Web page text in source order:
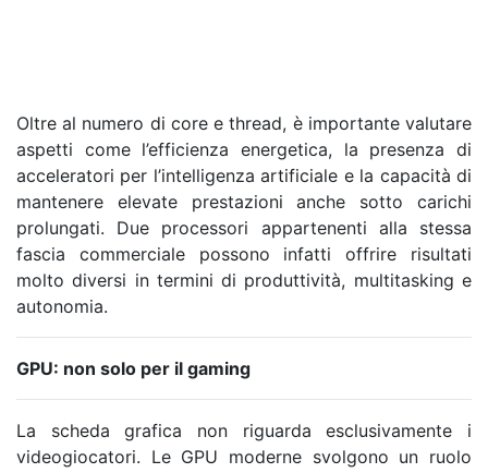
Oltre al numero di core e thread, è importante valutare
aspetti come l’efficienza energetica, la presenza di
acceleratori per l’intelligenza artificiale e la capacità di
mantenere elevate prestazioni anche sotto carichi
prolungati. Due processori appartenenti alla stessa
fascia commerciale possono infatti offrire risultati
molto diversi in termini di produttività, multitasking e
autonomia.
GPU: non solo per il gaming
La scheda grafica non riguarda esclusivamente i
videogiocatori. Le GPU moderne svolgono un ruolo